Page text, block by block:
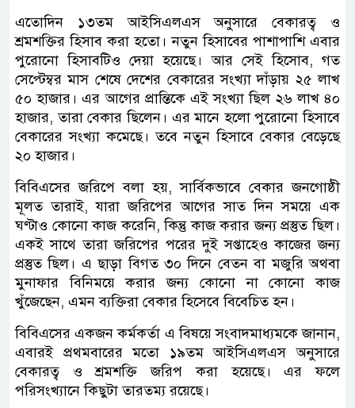
এতোদিন ১৩তম আইসিএলএস অনুসারে বেকারত্ব ও
শ্রমশক্তির হিসাব করা হতো। নতুন হিসাবের পাশাপাশি এবার
পুরোনো হিসাবটিও দেয়া হয়েছে। আর সেই হিসােব, গত
সেপ্টেম্বর মাস শেষে দেশের বেকারের সংখ্যা দাঁড়ায় ২৫ লাখ
৫০ হাজার। এর আগের প্রান্তিকে এই সংখ্যা ছিল ২৬ লাখ ৪০
হাজার, তারা বেকার ছিলেন। এর মানে হলো পুরোনো হিসাবে
বেকারের সংখ্যা কমেছে। তবে নতুন হিসাবে বেকার বেড়েছে
২০ হাজার।
বিবিএসের জরিপে বলা হয়, সার্বিকভাবে বেকার জনগোষ্ঠী
মূলত তারাই, যারা জরিপের আগের সাত দিন সময়ে এক
ঘণ্টাও কোনো কাজ করেনি, কিন্তু কাজ করার জন্য প্রস্তুত ছিল।
একই সাথে তারা জরিপের পরের দুই সপ্তাহেও কাজের জন্য
প্রস্তুত ছিল। এ ছাড়া বিগত ৩০ দিনে বেতন বা মজুরি অথবা
মুনাফার বিনিময়ে করার জন্য কোনো না কোনো কাজ
খুঁজেছেন, এমন ব্যক্তিরা বেকার হিসেবে বিবেচিত হন।
বিবিএসের একজন কর্মকর্তা এ বিষয়ে সংবাদমাধ্যমকে জানান,
এবারই প্রথমবারের মতো ১৯তম আইসিএলএস অনুসারে
বেকারত্ব ও শ্রমশক্তি জরিপ করা হয়েছে। এর ফলে
পরিসংখ্যানে কিছুটা তারতম্য রয়েছে।